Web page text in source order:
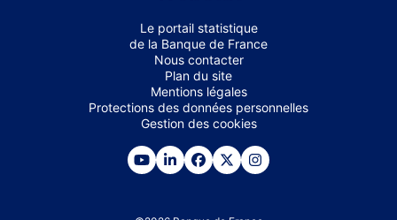
Le portail statistique
de la Banque de France
Nous contacter
Plan du site
Mentions légales
Protections des données personnelles
Gestion des cookies